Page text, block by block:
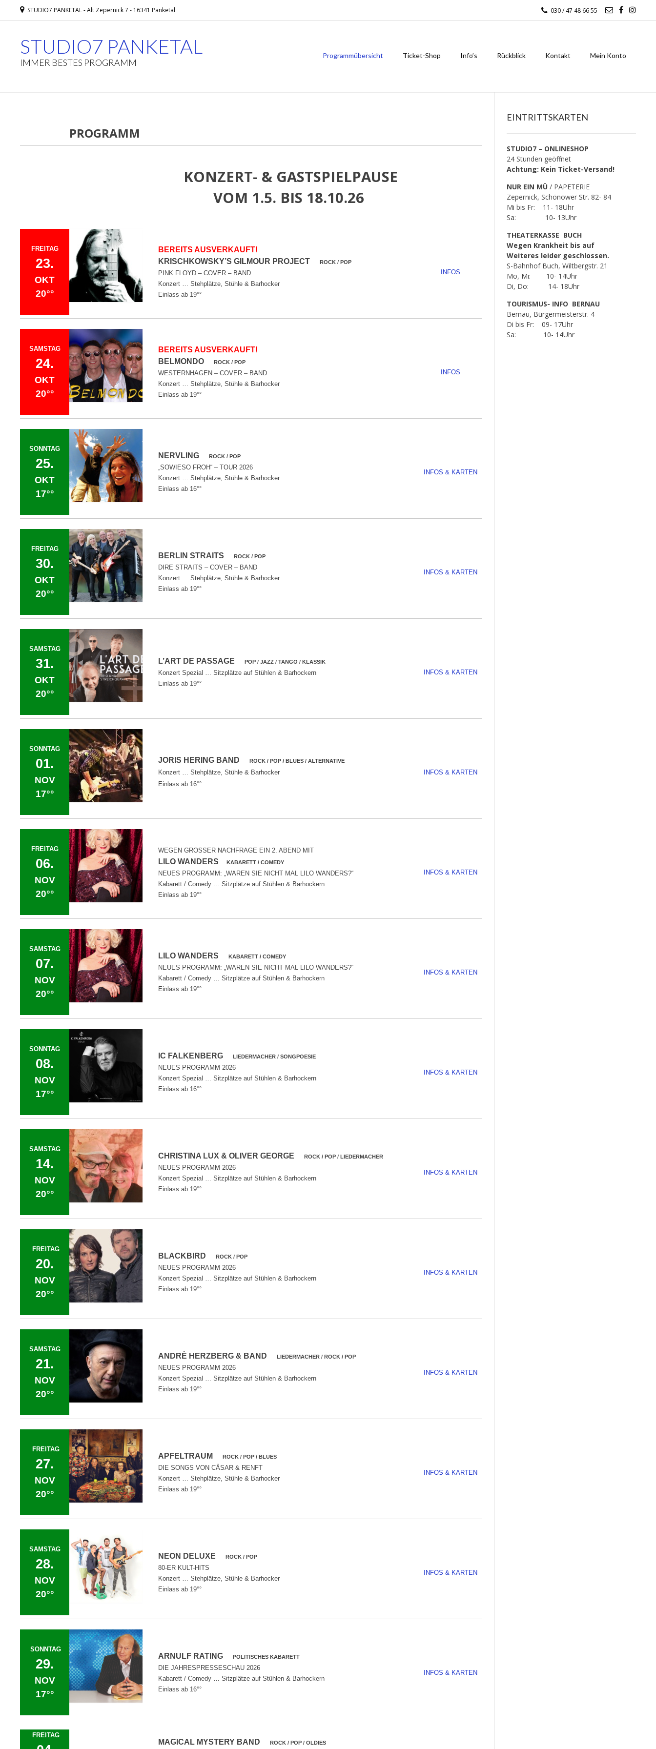
STUDIO7 PANKETAL - Alt Zepernick 7 - 16341 Panketal 030 / 47 48 66 55
STUDIO7 PANKETAL
IMMER BESTES PROGRAMM
Programmübersicht Ticket-Shop Info’s Rückblick Kontakt Mein Konto
PROGRAMM
KONZERT- & GASTSPIELPAUSE
VOM 1.5. BIS 18.10.26
FREITAG
23.
OKT
20°°
BEREITS AUSVERKAUFT!
KRISCHKOWSKY’S GILMOUR PROJECT
ROCK / POP
PINK FLOYD – COVER – BAND
Konzert … Stehplätze, Stühle & Barhocker
Einlass ab 19°°
INFOS
SAMSTAG
24.
OKT
20°°
BEREITS AUSVERKAUFT!
BELMONDO
ROCK / POP
WESTERNHAGEN – COVER – BAND
Konzert … Stehplätze, Stühle & Barhocker
Einlass ab 19°°
INFOS
SONNTAG
25.
OKT
17°°
NERVLING ROCK / POP
„SOWIESO FROH“ – TOUR 2026
Konzert … Stehplätze, Stühle & Barhocker
Einlass ab 16°°
INFOS & KARTEN
FREITAG
30.
OKT
20°°
BERLIN STRAITS ROCK / POP
DIRE STRAITS – COVER – BAND
Konzert … Stehplätze, Stühle & Barhocker
Einlass ab 19°°
INFOS & KARTEN
SAMSTAG
31.
OKT
20°°
L’ART DE PASSAGE POP / JAZZ / TANGO / KLASSIK
Konzert Spezial … Sitzplätze auf Stühlen & Barhockern
Einlass ab 19°°
INFOS & KARTEN
SONNTAG
01.
NOV
17°°
JORIS HERING BAND ROCK / POP / BLUES / ALTERNATIVE
Konzert … Stehplätze, Stühle & Barhocker
Einlass ab 16°°
INFOS & KARTEN
FREITAG
06.
NOV
20°°
WEGEN GROSSER NACHFRAGE EIN 2. ABEND MIT
LILO WANDERS KABARETT / COMEDY
NEUES PROGRAMM: „WAREN SIE NICHT MAL LILO WANDERS?“
Kabarett / Comedy … Sitzplätze auf Stühlen & Barhockern
Einlass ab 19°°
INFOS & KARTEN
SAMSTAG
07.
NOV
20°°
LILO WANDERS KABARETT / COMEDY
NEUES PROGRAMM: „WAREN SIE NICHT MAL LILO WANDERS?“
Kabarett / Comedy … Sitzplätze auf Stühlen & Barhockern
Einlass ab 19°°
INFOS & KARTEN
SONNTAG
08.
NOV
17°°
IC FALKENBERG LIEDERMACHER / SONGPOESIE
NEUES PROGRAMM 2026
Konzert Spezial … Sitzplätze auf Stühlen & Barhockern
Einlass ab 16°°
INFOS & KARTEN
SAMSTAG
14.
NOV
20°°
CHRISTINA LUX & OLIVER GEORGE ROCK / POP / LIEDERMACHER
NEUES PROGRAMM 2026
Konzert Spezial … Sitzplätze auf Stühlen & Barhockern
Einlass ab 19°°
INFOS & KARTEN
FREITAG
20.
NOV
20°°
BLACKBIRD ROCK / POP
NEUES PROGRAMM 2026
Konzert Spezial … Sitzplätze auf Stühlen & Barhockern
Einlass ab 19°°
INFOS & KARTEN
SAMSTAG
21.
NOV
20°°
ANDRÈ HERZBERG & BAND LIEDERMACHER / ROCK / POP
NEUES PROGRAMM 2026
Konzert Spezial … Sitzplätze auf Stühlen & Barhockern
Einlass ab 19°°
INFOS & KARTEN
FREITAG
27.
NOV
20°°
APFELTRAUM ROCK / POP / BLUES
DIE SONGS VON CÄSAR & RENFT
Konzert … Stehplätze, Stühle & Barhocker
Einlass ab 19°°
INFOS & KARTEN
SAMSTAG
28.
NOV
20°°
NEON DELUXE ROCK / POP
80-ER KULT-HITS
Konzert … Stehplätze, Stühle & Barhocker
Einlass ab 19°°
INFOS & KARTEN
SONNTAG
29.
NOV
17°°
ARNULF RATING POLITISCHES KABARETT
DIE JAHRESPRESSESCHAU 2026
Kabarett / Comedy … Sitzplätze auf Stühlen & Barhockern
Einlass ab 16°°
INFOS & KARTEN
FREITAG
MAGICAL MYSTERY BAND ROCK / POP / OLDIES
EINTRITTSKARTEN
STUDIO7 – ONLINESHOP
24 Stunden geöffnet
Achtung: Kein Ticket-Versand!
NUR EIN MÜ/ PAPETERIE
Zepernick, Schönower Str. 82- 84
Mi bis Fr: 11- 18Uhr
Sa: 10- 13Uhr
THEATERKASSE BUCH
Wegen Krankheit bis auf
Weiteres leider geschlossen.
S-Bahnhof Buch, Wiltbergstr. 21
Mo, Mi: 10- 14Uhr
Di, Do: 14- 18Uhr
TOURISMUS- INFO BERNAU
Bernau, Bürgermeisterstr. 4
Di bis Fr: 09- 17Uhr
Sa: 10- 14Uhr